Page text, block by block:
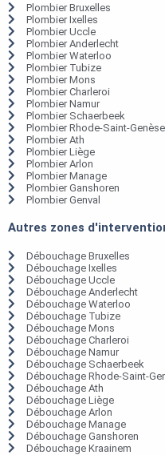
Plombier Bruxelles
Plombier Ixelles
Plombier Uccle
Plombier Anderlecht
Plombier Waterloo
Plombier Tubize
Plombier Mons
Plombier Charleroi
Plombier Namur
Plombier Schaerbeek
Plombier Rhode-Saint-Genèse
Plombier Ath
Plombier Liège
Plombier Arlon
Plombier Manage
Plombier Ganshoren
Plombier Genval
Autres zones
Débouchage Bruxelles
Débouchage Ixelles
Débouchage Uccle
Débouchage Anderlecht
Débouchage Waterloo
Débouchage Tubize
Débouchage Mons
Débouchage Charleroi
Débouchage Namur
Débouchage Schaerbeek
Débouchage Rhode-Saint-
Débouchage Ath
Débouchage Liège
Débouchage Arlon
Débouchage Manage
Débouchage Ganshoren
Débouchage Kraainem